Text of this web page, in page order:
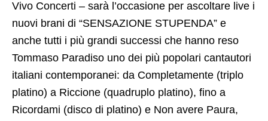
Vivo Concerti – sarà l’occasione per ascoltare live i
nuovi brani di “SENSAZIONE STUPENDA” e
anche tutti i più grandi successi che hanno reso
Tommaso Paradiso uno dei più popolari cantautori
italiani contemporanei: da Completamente (triplo
platino) a Riccione (quadruplo platino), fino a
Ricordami (disco di platino) e Non avere Paura,